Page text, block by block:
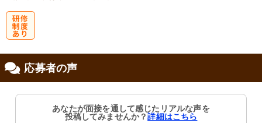
応募者の声
あなたが面接を通して感じたリアルな声を
投稿してみませんか？詳細はこちら